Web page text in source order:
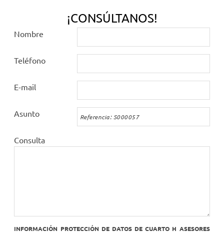
¡CONSÚLTANOS!
Nombre
Teléfono
E-mail
Asunto
Consulta
INFORMACIÓN PROTECCIÓN DE DATOS DE CUARTO H ASESORES